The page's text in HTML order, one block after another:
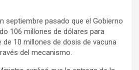
septiembre pasado que el Gobierno
106 millones de dólares para
de 10 millones de dosis de vacuna
del mecanismo.